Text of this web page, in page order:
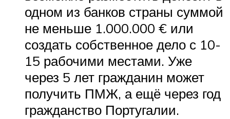
одном из банков страны суммой
не меньше 1.000.000 € или
создать собственное дело с 10-
15 рабочими местами. Уже
через 5 лет гражданин может
получить ПМЖ, а ещё через год
гражданство Португалии.